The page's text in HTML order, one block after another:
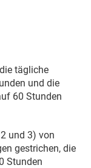
tägliche
und die
60 Stunden
und 3) von
gestrichen, die
Stunden